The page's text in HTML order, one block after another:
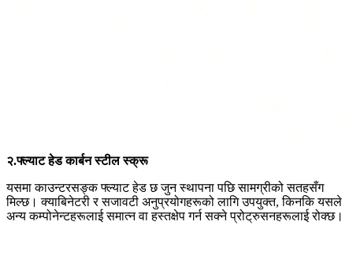
२.फ्ल्याट हेड कार्बन स्टील स्क्रू
यसमा काउन्टरसङ्क फ्ल्याट हेड छ जुन स्थापना पछि सामग्रीको सतहसँग
मिल्छ। क्याबिनेटरी र सजावटी अनुप्रयोगहरूको लागि उपयुक्त, किनकि यसले
अन्य कम्पोनेन्टहरूलाई समात्न वा हस्तक्षेप गर्न सक्ने प्रोट्रुसनहरूलाई रोक्छ।